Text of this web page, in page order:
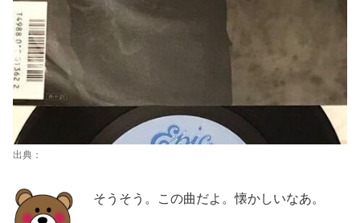
出典：
そうそう。この曲だよ。懐かしいなあ。